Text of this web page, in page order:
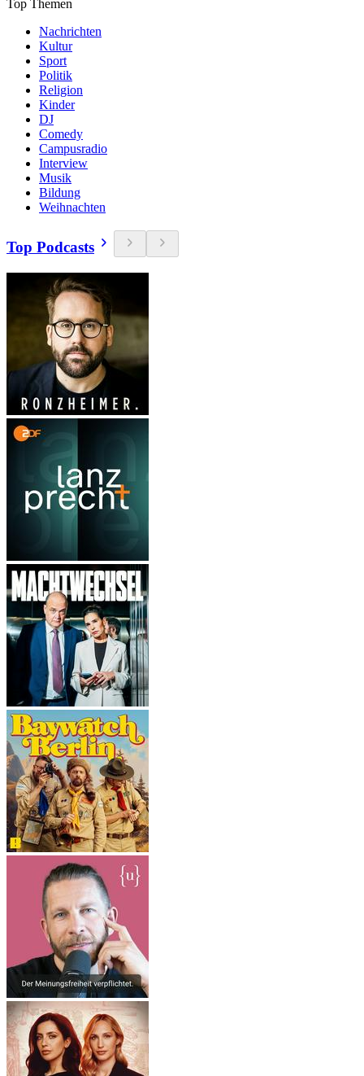
Top Themen
Nachrichten
Kultur
Sport
Politik
Religion
Kinder
DJ
Comedy
Campusradio
Interview
Musik
Bildung
Weihnachten
Top Podcasts